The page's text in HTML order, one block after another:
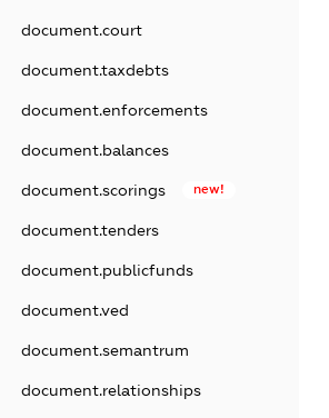
document.court
document.taxdebts
document.enforcements
document.balances
document.scorings new!
document.tenders
document.publicfunds
document.ved
document.semantrum
document.relationships